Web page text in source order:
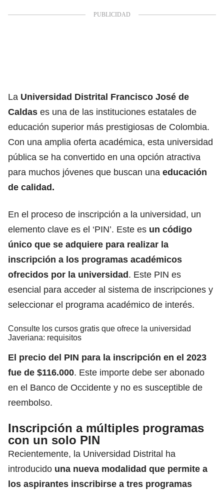
La Universidad Distrital Francisco José de
Caldas es una de las instituciones estatales de
educación superior más prestigiosas de Colombia.
Con una amplia oferta académica, esta universidad
pública se ha convertido en una opción atractiva
para muchos jóvenes que buscan una educación
de calidad.
En el proceso de inscripción a la universidad, un
elemento clave es el ‘PIN’. Este es un código
único que se adquiere para realizar la
inscripción a los programas académicos
ofrecidos por la universidad. Este PIN es
esencial para acceder al sistema de inscripciones y
seleccionar el programa académico de interés.
Consulte los cursos gratis que ofrece la universidad
Javeriana: requisitos
El precio del PIN para la inscripción en el 2023
fue de $116.000. Este importe debe ser abonado
en el Banco de Occidente y no es susceptible de
reembolso.
Inscripción a múltiples programas
con un solo PIN
Recientemente, la Universidad Distrital ha
introducido una nueva modalidad que permite a
los aspirantes inscribirse a tres programas